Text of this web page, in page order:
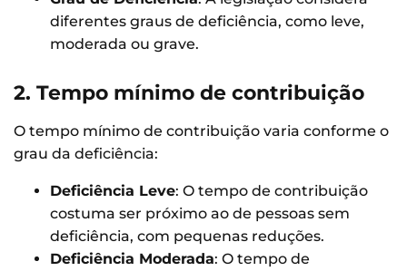
diferentes graus de deficiência, como leve,
moderada ou grave.
2. Tempo mínimo de contribuição
O tempo mínimo de contribuição varia conforme o
grau da deficiência:
Deficiência Leve: O tempo de contribuição
costuma ser próximo ao de pessoas sem
deficiência, com pequenas reduções.
Deficiência Moderada: O tempo de